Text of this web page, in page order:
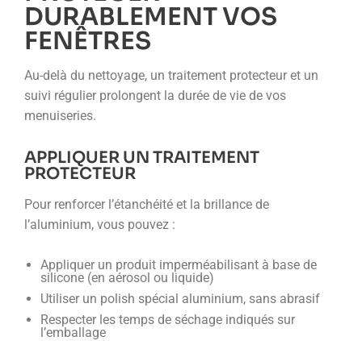
DURABLEMENT VOS
FENÊTRES
Au-delà du nettoyage, un traitement protecteur et un
suivi régulier prolongent la durée de vie de vos
menuiseries.
APPLIQUER UN TRAITEMENT
PROTECTEUR
Pour renforcer l’étanchéité et la brillance de
l’aluminium, vous pouvez :
Appliquer un produit imperméabilisant à base de
silicone (en aérosol ou liquide)
Utiliser un polish spécial aluminium, sans abrasif
Respecter les temps de séchage indiqués sur
l’emballage